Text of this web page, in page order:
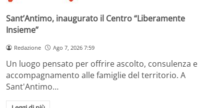
Sant’Antimo, inaugurato il Centro “Liberamente
Insieme”
Redazione Ago 7, 2026 7:59
Un luogo pensato per offrire ascolto, consulenza e
accompagnamento alle famiglie del territorio. A
Sant'Antimo…